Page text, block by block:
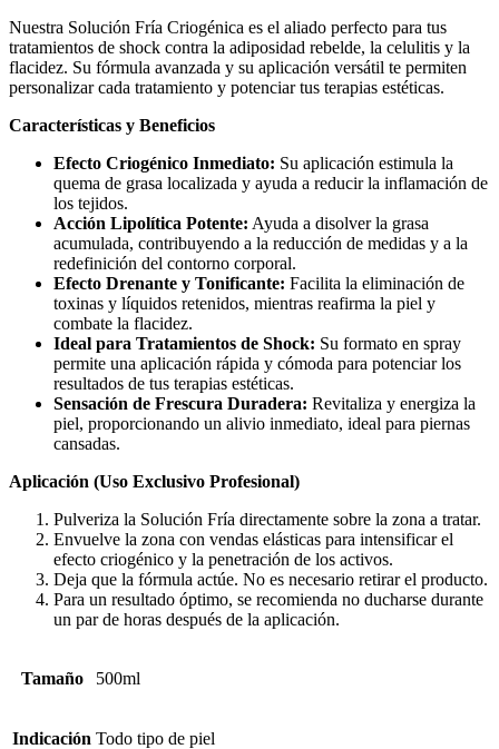
Nuestra Solución Fría Criogénica es el aliado perfecto para tus
tratamientos de shock contra la adiposidad rebelde, la celulitis y la
flacidez. Su fórmula avanzada y su aplicación versátil te permiten
personalizar cada tratamiento y potenciar tus terapias estéticas.
Características y Beneficios
Efecto Criogénico Inmediato: Su aplicación estimula la
quema de grasa localizada y ayuda a reducir la inflamación de
los tejidos.
Acción Lipolítica Potente: Ayuda a disolver la grasa
acumulada, contribuyendo a la reducción de medidas y a la
redefinición del contorno corporal.
Efecto Drenante y Tonificante: Facilita la eliminación de
toxinas y líquidos retenidos, mientras reafirma la piel y
combate la flacidez.
Ideal para Tratamientos de Shock: Su formato en spray
permite una aplicación rápida y cómoda para potenciar los
resultados de tus terapias estéticas.
Sensación de Frescura Duradera: Revitaliza y energiza la
piel, proporcionando un alivio inmediato, ideal para piernas
cansadas.
Aplicación (Uso Exclusivo Profesional)
Pulveriza la Solución Fría directamente sobre la zona a tratar.
Envuelve la zona con vendas elásticas para intensificar el
efecto criogénico y la penetración de los activos.
Deja que la fórmula actúe. No es necesario retirar el producto.
Para un resultado óptimo, se recomienda no ducharse durante
un par de horas después de la aplicación.
Tamaño 500ml
Indicación Todo tipo de piel